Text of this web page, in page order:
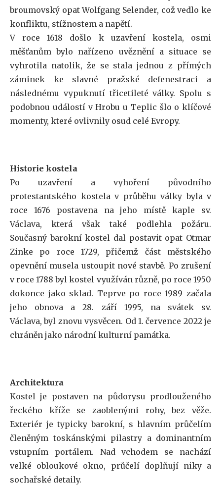
broumovský opat Wolfgang Selender, což vedlo ke
konfliktu, stížnostem a napětí.
V roce 1618 došlo k uzavření kostela, osmi
měšťanům bylo nařízeno uvěznění a situace se
vyhrotila natolik, že se stala jednou z přímých
záminek ke slavné pražské defenestraci a
následnému vypuknutí třicetileté války. Spolu s
podobnou událostí v Hrobu u Teplic šlo o klíčové
momenty, které ovlivnily osud celé Evropy.
Historie kostela
Po uzavření a vyhoření původního
protestantského kostela v průběhu války byla v
roce 1676 postavena na jeho místě kaple sv.
Václava, která však také podlehla požáru.
Současný barokní kostel dal postavit opat Otmar
Zinke po roce 1729, přičemž část městského
opevnění musela ustoupit nové stavbě. Po zrušení
v roce 1788 byl kostel využíván různě, po roce 1950
dokonce jako sklad. Teprve po roce 1989 začala
jeho obnova a 28. září 1995, na svátek sv.
Václava, byl znovu vysvěcen. Od 1. července 2022 je
chráněn jako národní kulturní památka.
Architektura
Kostel je postaven na půdorysu prodlouženého
řeckého kříže se zaoblenými rohy, bez věže.
Exteriér je typicky barokní, s hlavním průčelím
členěným toskánskými pilastry a dominantním
vstupním portálem. Nad vchodem se nachází
velké obloukové okno, průčelí doplňují niky a
sochařské detaily.